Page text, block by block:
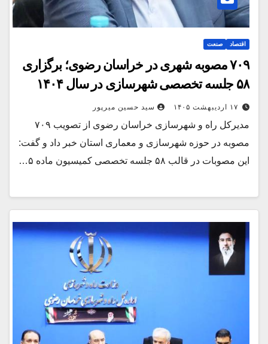
اقتصاد صنعت
۷۰۹ مصوبه شهری در خراسان رضوی؛ برگزاری
۵۸ جلسه تخصصی شهرسازی در سال ۱۴۰۴
۱۷ اردیبهشت ۱۴۰۵ سید حسین میرپور
مدیرکل راه و شهرسازی خراسان رضوی از تصویب ۷۰۹
مصوبه در حوزه شهرسازی و معماری استان خبر داد و گفت:
این مصوبات در قالب ۵۸ جلسه تخصصی کمیسیون ماده ۵…